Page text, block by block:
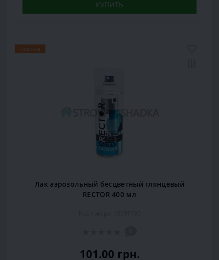
КУПИТЬ
Новинка
Лак аэрозольный бесцветный глянцевый
RECTOR 400 мл
101.00 грн.